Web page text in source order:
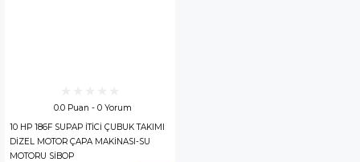
0.0 Puan - 0 Yorum
10 HP 186F SUPAP İTİCİ ÇUBUK TAKIMI
DİZEL MOTOR ÇAPA MAKİNASI-SU
MOTORU SİBOP